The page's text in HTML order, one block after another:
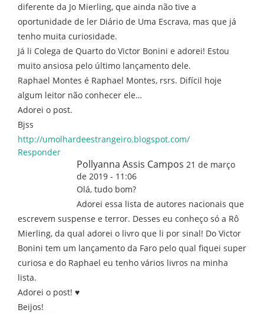
diferente da Jo Mierling, que ainda não tive a
oportunidade de ler Diário de Uma Escrava, mas que já
tenho muita curiosidade.
Já li Colega de Quarto do Victor Bonini e adorei! Estou
muito ansiosa pelo último lançamento dele.
Raphael Montes é Raphael Montes, rsrs. Difícil hoje
algum leitor não conhecer ele…
Adorei o post.
Bjss
http://umolhardeestrangeiro.blogspot.com/
Responder
Pollyanna Assis Campos 21 de março
de 2019 - 11:06
Olá, tudo bom?
Adorei essa lista de autores nacionais que
escrevem suspense e terror. Desses eu conheço só a Rô
Mierling, da qual adorei o livro que li por sinal! Do Victor
Bonini tem um lançamento da Faro pelo qual fiquei super
curiosa e do Raphael eu tenho vários livros na minha
lista.
Adorei o post! ♥
Beijos!